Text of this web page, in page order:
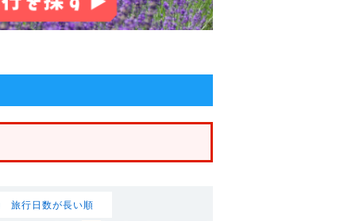
旅行日数が長い順